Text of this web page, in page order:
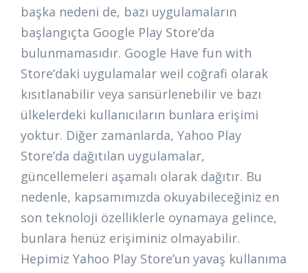
başka nedeni de, bazı uygulamaların
başlangıçta Google Play Store’da
bulunmamasıdır. Google Have fun with
Store’daki uygulamalar weil coğrafi olarak
kısıtlanabilir veya sansürlenebilir ve bazı
ülkelerdeki kullanıcıların bunlara erişimi
yoktur. Diğer zamanlarda, Yahoo Play
Store’da dağıtılan uygulamalar,
güncellemeleri aşamalı olarak dağıtır. Bu
nedenle, kapsamımızda okuyabileceğiniz en
son teknoloji özelliklerle oynamaya gelince,
bunlara henüz erişiminiz olmayabilir.
Hepimiz Yahoo Play Store’un yavaş kullanıma